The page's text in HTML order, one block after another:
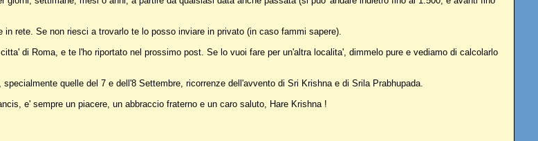
rete. Se non riesci a trovarlo te lo posso inviare in privato (in caso fammi sapere).
di Roma, e te l'ho riportato nel prossimo post. Se lo vuoi fare per un'altra localita', dimmelo pure e vediamo di calcolarlo
quelle del 7 e dell'8 Settembre, ricorrenze dell'avvento di Sri Krishna e di Srila Prabhupada.
e' sempre un piacere, un abbraccio fraterno e un caro saluto, Hare Krishna !